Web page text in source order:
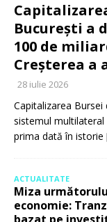
București a
100 de
Creșterea a
28 iulie 2026
Capitalizarea
sistemul
prima dată în istorie
ACTUALITATE
Miza
economie: